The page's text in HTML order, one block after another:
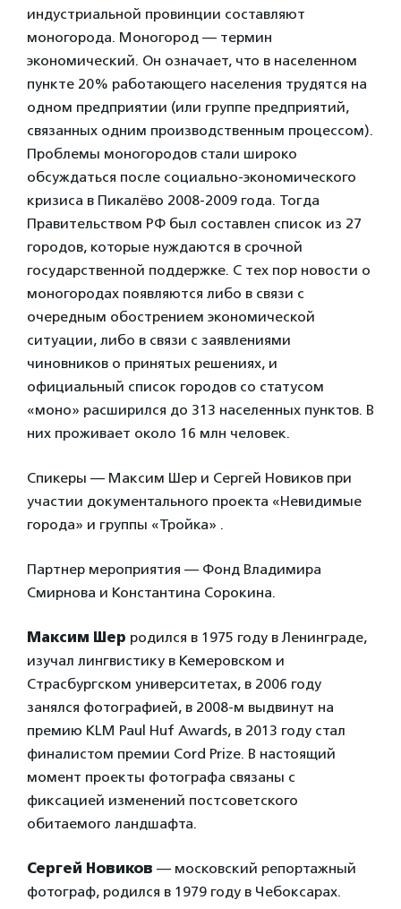
индустриальной провинции составляют
моногорода. Моногород — термин
экономический. Он означает, что в населенном
пункте 20% работающего населения трудятся на
одном предприятии (или группе предприятий,
связанных одним производственным процессом).
Проблемы моногородов стали широко
обсуждаться после социально-экономического
кризиса в Пикалёво 2008-2009 года. Тогда
Правительством РФ был составлен список из 27
городов, которые нуждаются в срочной
государственной поддержке. С тех пор новости о
моногородах появляются либо в связи с
очередным обострением экономической
ситуации, либо в связи с заявлениями
чиновников о принятых решениях, и
официальный список городов со статусом
«моно» расширился до 313 населенных пунктов. В
них проживает около 16 млн человек.
Спикеры — Максим Шер и Сергей Новиков при
участии документального проекта «Невидимые
города» и группы «Тройка» .
Партнер мероприятия — Фонд Владимира
Смирнова и Константина Сорокина.
Максим Шер родился в 1975 году в Ленинграде,
изучал лингвистику в Кемеровском и
Страсбургском университетах, в 2006 году
занялся фотографией, в 2008-м выдвинут на
премию KLM Paul Huf Awards, в 2013 году стал
финалистом премии Cord Prize. В настоящий
момент проекты фотографа связаны с
фиксацией изменений постсоветского
обитаемого ландшафта.
Сергей Новиков — московский репортажный
фотограф, родился в 1979 году в Чебоксарах.